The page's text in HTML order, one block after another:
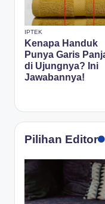
IPTEK
Kenapa Handuk
Punya Garis
di Ujungnya? Ini
Jawabannya!
Pilihan Editor